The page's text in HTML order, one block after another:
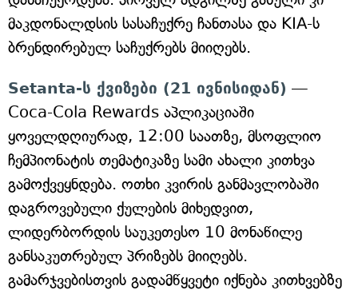
მაკდონალდსის სასაჩუქრე ჩანთასა და KIA-ს
ბრენდირებულ საჩუქრებს მიიღებს.
Setanta-ს ქვიზები (21 ივნისიდან) —
Coca-Cola Rewards აპლიკაციაში
ყოველდღიურად, 12:00 საათზე, მსოფლიო
ჩემპიონატის თემატიკაზე სამი ახალი კითხვა
გამოქვეყნდება. ოთხი კვირის განმავლობაში
დაგროვებული ქულების მიხედვით,
ლიდერბორდის საუკეთესო 10 მონაწილე
განსაკუთრებულ პრიზებს მიიღებს.
გამარჯვებისთვის გადამწყვეტი იქნება კითხვებზე